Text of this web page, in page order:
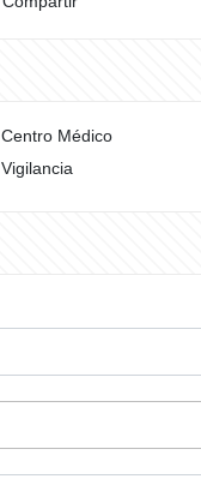
Centro Médico
Vigilancia